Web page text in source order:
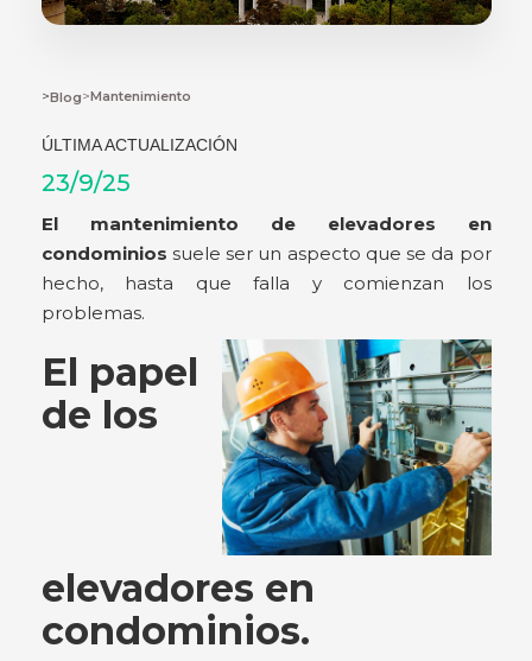
>Blog>Mantenimiento
ÚLTIMA ACTUALIZACIÓN
23/9/25
El mantenimiento de elevadores en
condominios suele ser un aspecto que se da por
hecho, hasta que falla y comienzan los
problemas.
El papel
de los
elevadores en
condominios.